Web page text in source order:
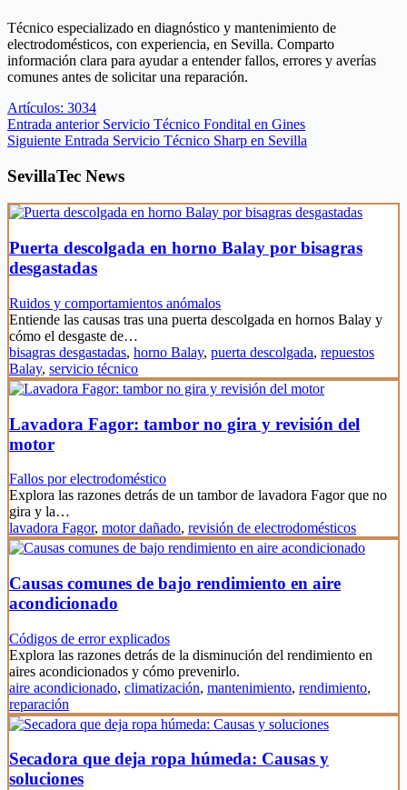
Técnico especializado en diagnóstico y mantenimiento de
electrodomésticos, con experiencia, en Sevilla. Comparto
información clara para ayudar a entender fallos, errores y averías
comunes antes de solicitar una reparación.
Artículos: 3034
Entrada anterior Servicio Técnico Fondital en Gines
Siguiente Entrada Servicio Técnico Sharp en Sevilla
SevillaTec News
Puerta descolgada en horno Balay por bisagras
desgastadas
Ruidos y comportamientos anómalos
Entiende las causas tras una puerta descolgada en hornos Balay y
cómo el desgaste de…
bisagras desgastadas, horno Balay, puerta descolgada, repuestos
Balay, servicio técnico
Lavadora Fagor: tambor no gira y revisión del
motor
Fallos por electrodoméstico
Explora las razones detrás de un tambor de lavadora Fagor que no
gira y la…
lavadora Fagor, motor dañado, revisión de electrodomésticos
Causas comunes de bajo rendimiento en aire
acondicionado
Códigos de error explicados
Explora las razones detrás de la disminución del rendimiento en
aires acondicionados y cómo prevenirlo.
aire acondicionado, climatización, mantenimiento, rendimiento,
reparación
Secadora que deja ropa húmeda: Causas y
soluciones